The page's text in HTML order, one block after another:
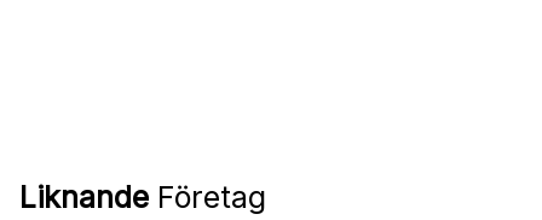
Liknande Företag